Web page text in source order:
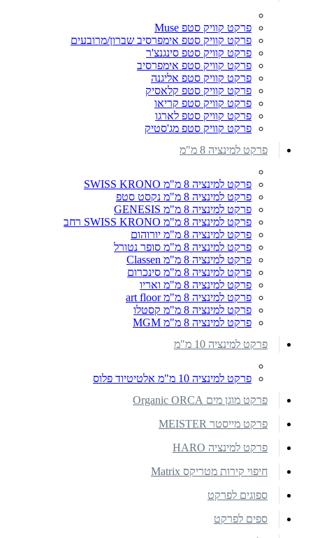
פרקט קוויק סטפ Muse
פרקט קוויק סטפ אימפרסיב שברון/מרובעים
פרקט קוויק סטפ סינגנצ'ר
פרקט קוויק סטפ אימפרסיב
פרקט קוויק סטפ אליגנה
פרקט קוויק סטפ קלאסיק
פרקט קוויק סטפ קריאו
פרקט קוויק סטפ לארגו
פרקט קוויק סטפ מג'סטיק
פרקט למינציה 8 מ"מ
פרקט למינציה 8 מ"מ SWISS KRONO
פרקט למינציה 8 מ"מ נקסט סטפ
פרקט למינציה 8 מ"מ GENESIS
פרקט למינציה 8 מ"מ SWISS KRONO רחב
פרקט למינציה 8 מ"מ יורוהום
פרקט למינציה 8 מ"מ סופר נטורל
פרקט למינציה 8 מ"מ Classen
פרקט למינציה 8 מ"מ סינכרום
פרקט למינציה 8 מ"מ ואריו
פרקט למינציה 8 מ"מ art floor
פרקט למינציה 8 מ"מ קסטלו
פרקט למינציה 8 מ"מ MGM
פרקט למינציה 10 מ"מ
פרקט למינציה 10 מ"מ אלטיטיוד פלוס
פרקט מוגן מים Organic ORCA
פרקט מייסטר MEISTER
פרקט למינציה HARO
חיפוי קירות מטריקס Matrix
ספוגים לפרקט
ספים לפרקט